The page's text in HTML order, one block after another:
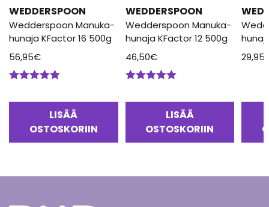
WEDDERSPOON
Wedderspoon Manuka-
hunaja KFactor 16 500g
56,95€
LISÄÄ
OSTOSKORIIN
WEDDERSPOON
Wedderspoon Manuka-
hunaja KFactor 12 500g
46,50€
LISÄÄ
OSTOSKORIIN
29,95